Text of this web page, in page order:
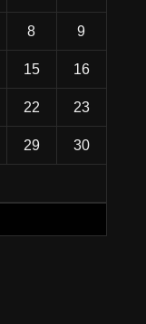
8 9
15 16
22 23
29 30